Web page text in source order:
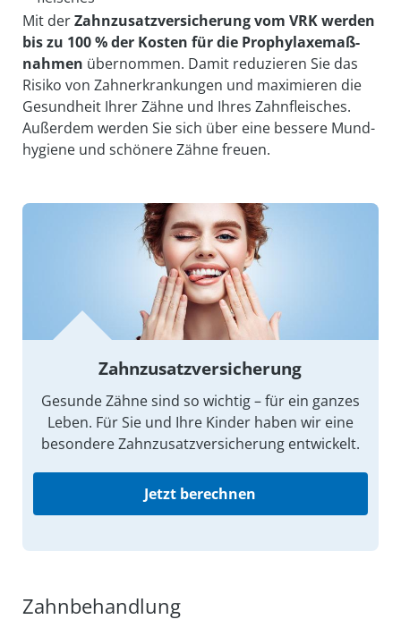
Mit derZahnzusatzversicherung vom VRK werden
bis zu 100 % der Kosten für die Prophylaxe­maß­
nahmen über­nommen. Damit reduzieren Sie das
Risiko von Zahn­er­krank­ungen und maximieren die
Gesundheit Ihrer Zähne und Ihres Zahn­fleisches.
Außerdem werden Sie sich über eine bessere Mund­
hygiene und schönere Zähne freuen.
Zahnzusatz­versicherung
Gesunde Zähne sind so wichtig – für ein ganzes
Leben. Für Sie und Ihre Kinder haben wir eine
besondere Zahnzusatzversicherung entwickelt.
Jetzt berechnen
Zahnbehandlung